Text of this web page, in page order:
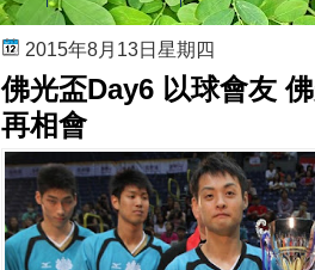
2015年8月13日星期四
佛光盃Day6 以球會友
再相會